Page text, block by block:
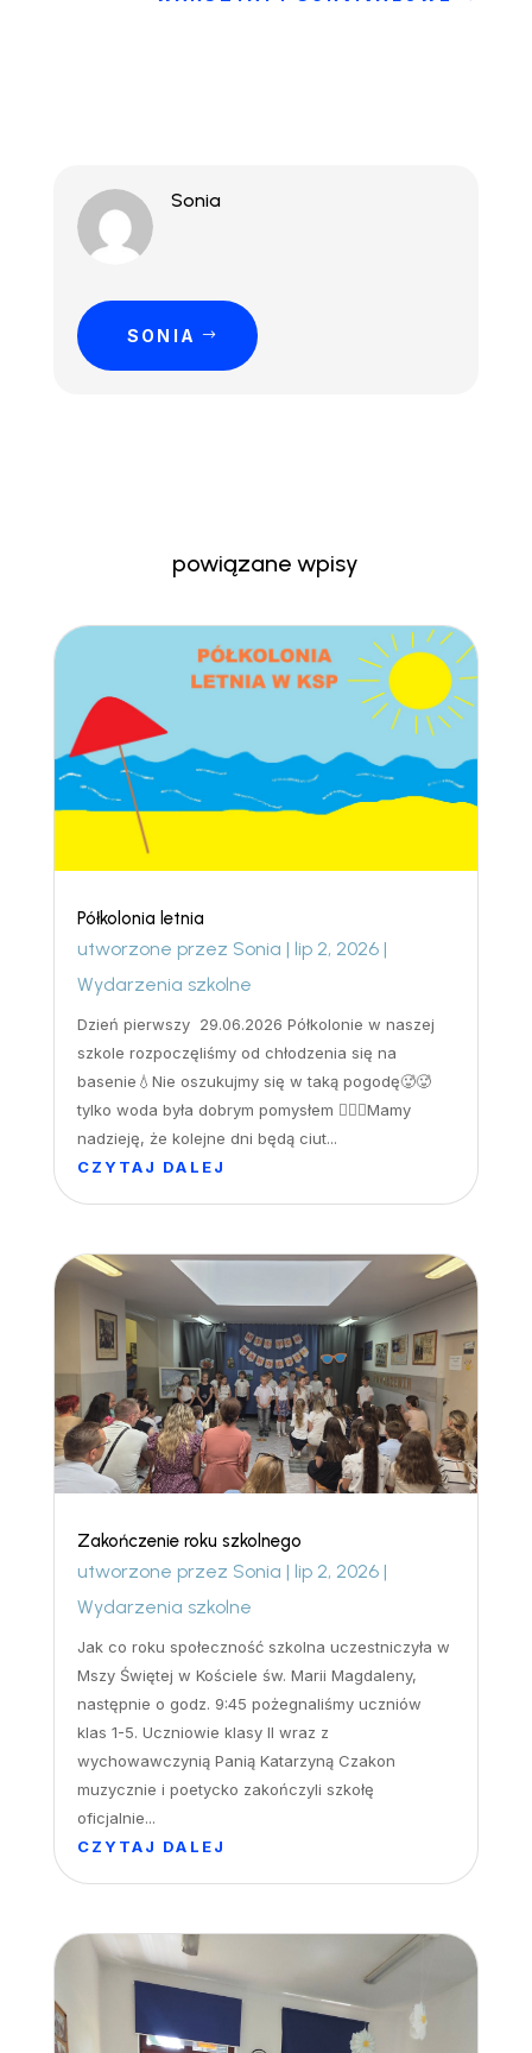
Sonia
SONIA
powiązane wpisy
Półkolonia letnia
utworzone przez Sonia | lip 2, 2026|
Wydarzenia szkolne
Dzień pierwszy 29.06.2026 Półkolonie w naszej
szkole rozpoczęliśmy od chłodzenia się na
basenie💧Nie oszukujmy się w taką pogodę🥵🥵
tylko woda była dobrym pomysłem 🏊‍♀️🤽Mamy
nadzieję, że kolejne dni będą ciut...
CZYTAJ DALEJ
Zakończenie roku szkolnego
utworzone przez Sonia | lip 2, 2026|
Wydarzenia szkolne
Jak co roku społeczność szkolna uczestniczyła w
Mszy Świętej w Kościele św. Marii Magdaleny,
następnie o godz. 9:45 pożegnaliśmy uczniów
klas 1-5. Uczniowie klasy II wraz z
wychowawczynią Panią Katarzyną Czakon
muzycznie i poetycko zakończyli szkołę
oficjalnie...
CZYTAJ DALEJ